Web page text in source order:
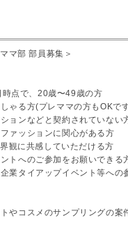
マ部 部員募集＞
時点で、20歳〜49歳の方
ゃる方(プレママの方もOKで
ョンなどと契約されていない
ァッションに関心がある方
観に共感していただける方
トへのご参加をお願いできる
業タイアップイベント等への
やコスメのサンプリングの案